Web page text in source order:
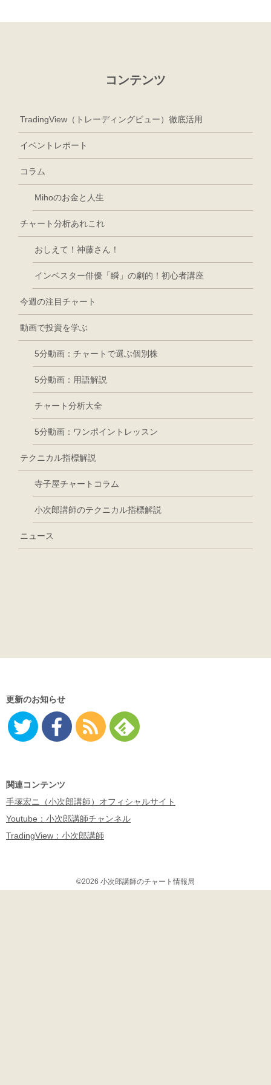
コンテンツ
TradingView（トレーディングビュー）徹底活用
イベントレポート
コラム
Mihoのお金と人生
チャート分析あれこれ
おしえて！神藤さん！
インベスター俳優「瞬」の劇的！初心者講座
今週の注目チャート
動画で投資を学ぶ
5分動画：チャートで選ぶ個別株
5分動画：用語解説
チャート分析大全
5分動画：ワンポイントレッスン
テクニカル指標解説
寺子屋チャートコラム
小次郎講師のテクニカル指標解説
ニュース
更新のお知らせ
関連コンテンツ
手塚宏ニ（小次郎講師）オフィシャルサイト
Youtube：小次郎講師チャンネル
TradingView：小次郎講師
©2026 小次郎講師のチャート情報局